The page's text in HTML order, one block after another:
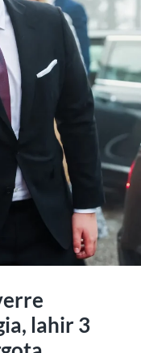
lahir 3